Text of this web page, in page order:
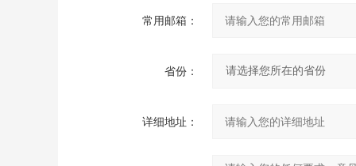
常用邮箱：
省份：
详细地址：